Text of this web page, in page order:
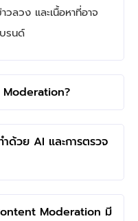
ลวง และเนื้อหาที่อาจ
รนด์
Moderation?
ำด้วย AI และการตรวจ
Moderation มี